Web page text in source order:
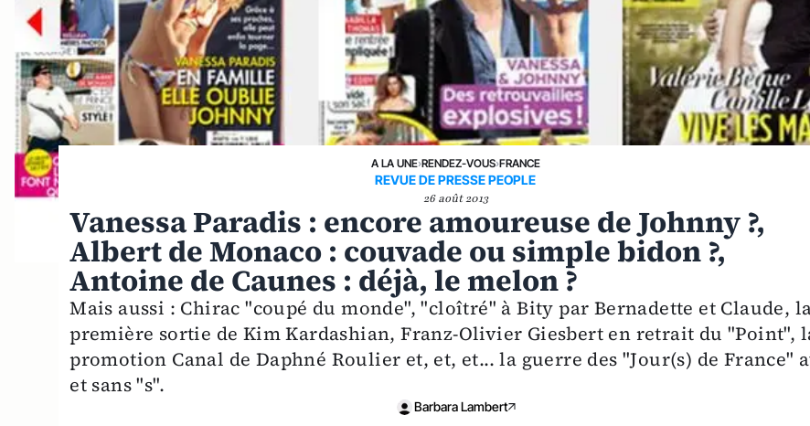
A LA UNE›RENDEZ-VOUS›FRANCE
REVUE DE PRESSE PEOPLE
26 août 2013
Vanessa Paradis : encore amoureuse de Johnny ?,
Albert de Monaco : couvade ou simple bidon ?,
Antoine de Caunes : déjà, le melon ?
Mais aussi : Chirac "coupé du monde", "cloîtré" à Bity par Bernadette et Claude,
première sortie de Kim Kardashian, Franz-Olivier Giesbert en retrait du "Point",
promotion Canal de Daphné Roulier et, et, et... la guerre des "Jour(s) de France"
et sans "s".
Barbara Lambert